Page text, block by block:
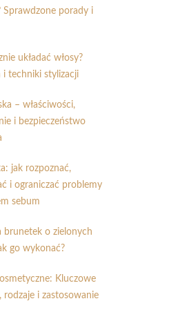
Sprawdzone porady i
układać włosy?
i techniki stylizacji
– właściwości,
i bezpieczeństwo
jak rozpoznać,
i ograniczać problemy
sebum
brunetek o zielonych
go wykonać?
Kluczowe
rodzaje i zastosowanie